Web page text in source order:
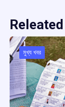
মুখ্য খবর